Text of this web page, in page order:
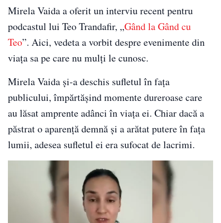
Mirela Vaida a oferit un interviu recent pentru
podcastul lui Teo Trandafir, „Gând la Gând cu
Teo”. Aici, vedeta a vorbit despre evenimente din
viața sa pe care nu mulți le cunosc.
Mirela Vaida și-a deschis sufletul în fața
publicului, împărtășind momente dureroase care
au lăsat amprente adânci în viața ei. Chiar dacă a
păstrat o aparență demnă și a arătat putere în fața
lumii, adesea sufletul ei era sufocat de lacrimi.